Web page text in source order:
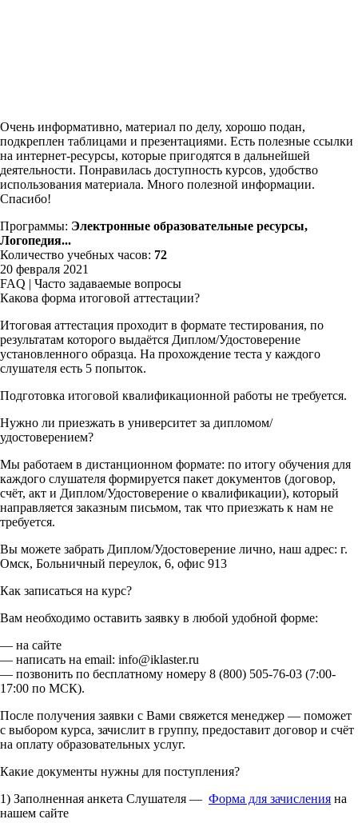
Очень информативно, материал по делу, хорошо подан,
подкреплен таблицами и презентациями. Есть полезные ссылки
на интернет-ресурсы, которые пригодятся в дальнейшей
деятельности. Понравилась доступность курсов, удобство
использования материала. Много полезной информации.
Спасибо!
Программы: Электронные образовательные ресурсы,
Логопедия...
Количество учебных часов: 72
20 февраля 2021
FAQ | Часто задаваемые вопросы
Какова форма итоговой аттестации?
Итоговая аттестация проходит в формате тестирования, по
результатам которого выдаётся Диплом/Удостоверение
установленного образца. На прохождение теста у каждого
слушателя есть 5 попыток.
Подготовка итоговой квалификационной работы не требуется.
Нужно ли приезжать в университет за дипломом/
удостоверением?
Мы работаем в дистанционном формате: по итогу обучения для
каждого слушателя формируется пакет документов (договор,
счёт, акт и Диплом/Удостоверение о квалификации), который
направляется заказным письмом, так что приезжать к нам не
требуется.
Вы можете забрать Диплом/Удостоверение лично, наш адрес: г.
Омск, Больничный переулок, 6, офис 913
Как записаться на курс?
Вам необходимо оставить заявку в любой удобной форме:
— на сайте
— написать на email: info@iklaster.ru
— позвонить по бесплатному номеру 8 (800) 505-76-03 (7:00-
17:00 по МСК).
После получения заявки с Вами свяжется менеджер — поможет
с выбором курса, зачислит в группу, предоставит договор и счёт
на оплату образовательных услуг.
Какие документы нужны для поступления?
1) Заполненная анкета Слушателя — Форма для зачисления на
нашем сайте